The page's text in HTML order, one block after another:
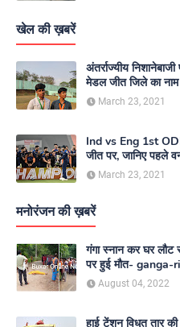
खेल की ख़बरें
अंतर्राज्यीय
मेडल जीत जिले का
March 23, 2021
Ind vs Eng 1st
जीत पर, जानिए पहले
March 23, 2021
मनोरंजन की ख़बरें
गंगा स्नान कर घर लौट
पर हुई मौत- ganga-
August 04, 2022
हाई टेंशन विधुत तार